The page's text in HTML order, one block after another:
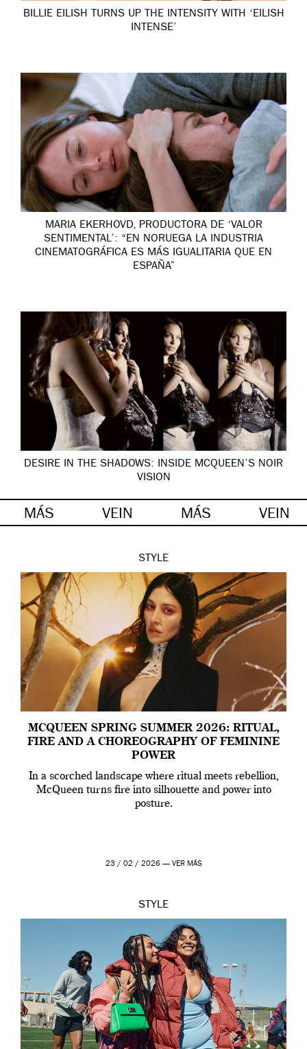
BILLIE EILISH TURNS UP THE INTENSITY WITH ‘EILISH
INTENSE’
MARIA EKERHOVD, PRODUCTORA DE ‘VALOR
SENTIMENTAL’: “EN NORUEGA LA INDUSTRIA
CINEMATOGRÁFICA ES MÁS IGUALITARIA QUE EN
ESPAÑA”
DESIRE IN THE SHADOWS: INSIDE MCQUEEN’S NOIR
VISION
MÁS VEIN MÁS VEIN
STYLE
MCQUEEN SPRING SUMMER 2026: RITUAL,
FIRE AND A CHOREOGRAPHY OF FEMININE
POWER
In a scorched landscape where ritual meets rebellion,
McQueen turns fire into silhouette and power into
posture.
23 / 02 / 2026 — VER MÁS
STYLE